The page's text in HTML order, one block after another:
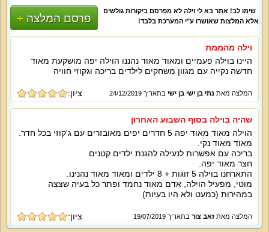
פרסם המלצה
שימו לב! אתר בא לי וילה לא מפרסם ביקורות גולשים
אלא המלצות שאושרו ע"י המערכת בלבד!
וילה מהממת
היינו בוילה פעמיים ומאוד מאוד נהננו הוילה יפה מושקעת מאוד
חדשה נקייה עם מגוון משחקים לילדים בריכה וגקוזי חוויה
המלצה מאת נתי בן ישי בן ישי בתאריך 24/12/2019 ציון:
שהיה בוילה בסוף השבוע האחרון
הוילה מאוד מאוד יפה 5 חדרים יפים מאובזרים עם ג'קוזי בכל חדר.
מאוד מאוד נקי.
בריכה עם אפשרות לנעילה להגנת ילדים קטנים
חצר מאוד יפה.
התארחנו בוילה 5 זוגות + 8 ילדים ומאוד מאוד נהנינו.
מוטי, מפעיל הוילה, אדם מאוד נחמד ופתר כל בעיה שצצה
במהירות (כמעט ולא היו בעיות)
המלצה מאת זאב צור בתאריך 19/07/2019 ציון: